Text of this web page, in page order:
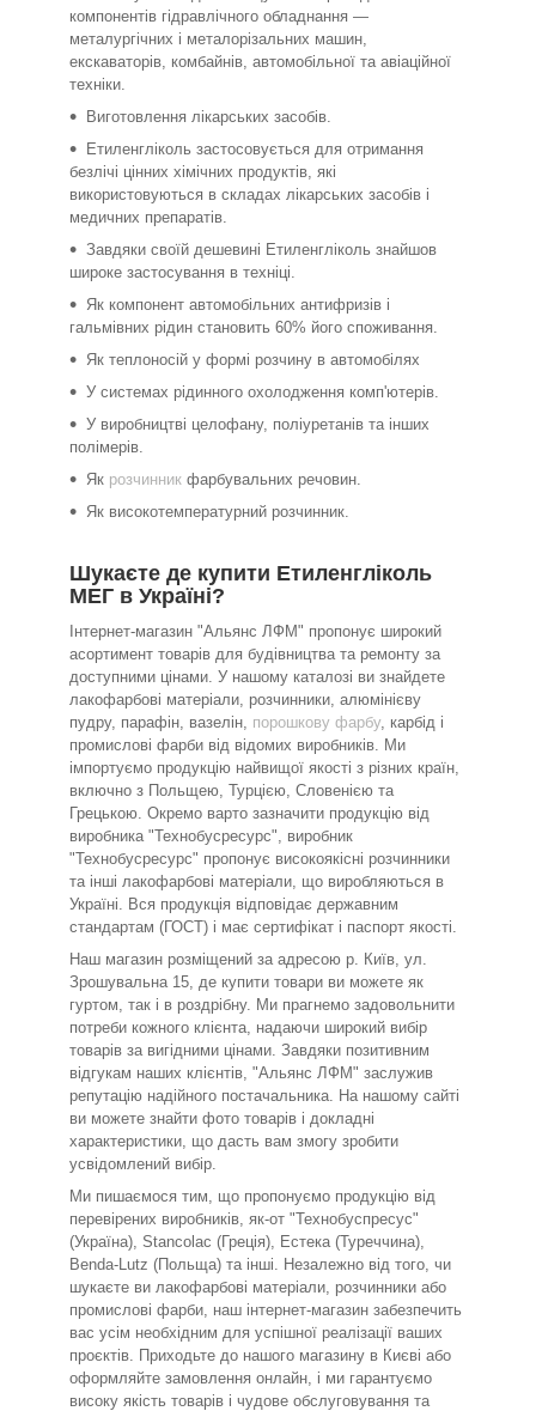
компонентів гідравлічного обладнання —
металургічних і металорізальних машин,
екскаваторів, комбайнів, автомобільної та авіаційної
техніки.
Виготовлення лікарських засобів.
Етиленгліколь застосовується для отримання
безлічі цінних хімічних продуктів, які
використовуються в складах лікарських засобів і
медичних препаратів.
Завдяки своїй дешевині Етиленгліколь знайшов
широке застосування в техніці.
Як компонент автомобільних антифризів і
гальмівних рідин становить 60% його споживання.
Як теплоносій у формі розчину в автомобілях
У системах рідинного охолодження комп'ютерів.
У виробництві целофану, поліуретанів та інших
полімерів.
Як розчинник фарбувальних речовин.
Як високотемпературний розчинник.
Шукаєте де купити Етиленгліколь
МЕГ в Україні?
Інтернет-магазин "Альянс ЛФМ" пропонує широкий
асортимент товарів для будівництва та ремонту за
доступними цінами. У нашому каталозі ви знайдете
лакофарбові матеріали, розчинники, алюмінієву
пудру, парафін, вазелін, порошкову фарбу , карбід і
промислові фарби від відомих виробників. Ми
імпортуємо продукцію найвищої якості з різних країн,
включно з Польщею, Турцією, Словенією та
Грецькою. Окремо варто зазначити продукцію від
виробника "Технобусресурс", виробник
"Технобусресурс" пропонує високоякісні розчинники
та інші лакофарбові матеріали, що виробляються в
Україні. Вся продукція відповідає державним
стандартам (ГОСТ) і має сертифікат і паспорт якості.
Наш магазин розміщений за адресою р. Київ, ул.
Зрошувальна 15, де купити товари ви можете як
гуртом, так і в роздрібну. Ми прагнемо задовольнити
потреби кожного клієнта, надаючи широкий вибір
товарів за вигідними цінами. Завдяки позитивним
відгукам наших клієнтів, "Альянс ЛФМ" заслужив
репутацію надійного постачальника. На нашому сайті
ви можете знайти фото товарів і докладні
характеристики, що дасть вам змогу зробити
усвідомлений вибір.
Ми пишаємося тим, що пропонуємо продукцію від
перевірених виробників, як-от "Технобуспресус"
(Україна), Stancolac (Греція), Естека (Туреччина),
Benda-Lutz (Польща) та інші. Незалежно від того, чи
шукаєте ви лакофарбові матеріали, розчинники або
промислові фарби, наш інтернет-магазин забезпечить
вас усім необхідним для успішної реалізації ваших
проєктів. Приходьте до нашого магазину в Києві або
оформляйте замовлення онлайн, і ми гарантуємо
високу якість товарів і чудове обслуговування та